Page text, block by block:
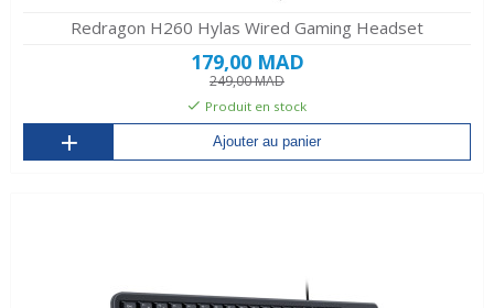
Redragon H260 Hylas Wired Gaming Headset
179,00 MAD
249,00 MAD
Produit en stock
Ajouter au panier